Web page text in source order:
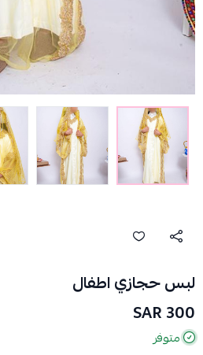
لبس حجازي اطفال
300 SAR
متوفر